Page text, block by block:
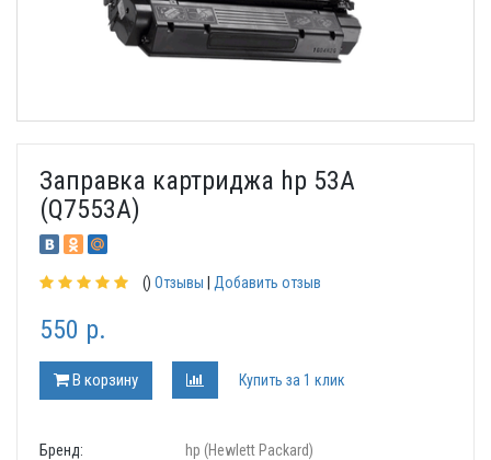
Заправка картриджа hp 53A
(Q7553A)
() Отзывы | Добавить отзыв
550 р.
В корзину Купить за 1 клик
Бренд:
hp (Hewlett Packard)